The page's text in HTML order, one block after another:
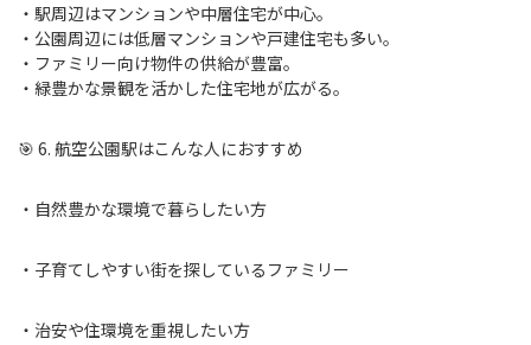
・駅周辺はマンションや中層住宅が中心。
・公園周辺には低層マンションや戸建住宅も多い。
・ファミリー向け物件の供給が豊富。
・緑豊かな景観を活かした住宅地が広がる。
🎯 6. 航空公園駅はこんな人におすすめ
・自然豊かな環境で暮らしたい方
・子育てしやすい街を探しているファミリー
・治安や住環境を重視したい方